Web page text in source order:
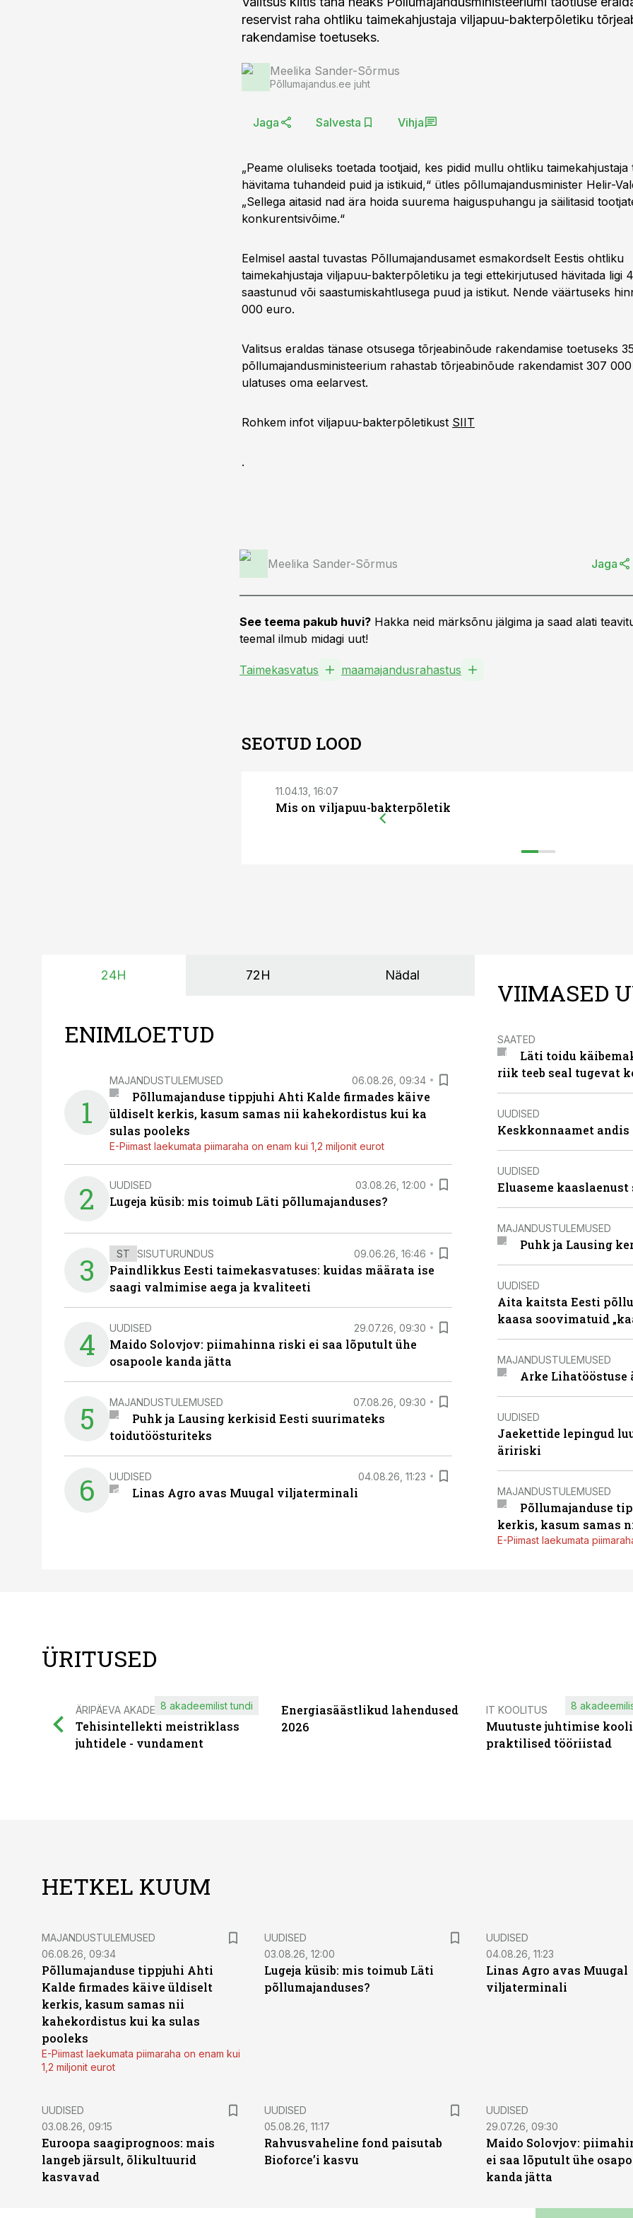
reservist raha ohtliku taimekahjustaja viljapuu-bakterpõletiku
rakendamise toetuseks.
Meelika Sander-Sõrmus
Põllumajandus.ee juht
Jaga Salvesta Vihja
„Peame oluliseks toetada tootjaid, kes pidid mullu ohtliku taimekahjustaja
hävitama tuhandeid puid ja istikuid,“ ütles põllumajandusminister Helir-
„Sellega aitasid nad ära hoida suurema haiguspuhangu ja säilitasid
konkurentsivõime.“
Eelmisel aastal tuvastas Põllumajandusamet esmakordselt Eestis ohtliku
taimekahjustaja viljapuu-bakterpõletiku ja tegi ettekirjutused hävitada ligi
saastunud või saastumiskahtlusega puud ja istikut. Nende väärtuseks
000 euro.
Valitsus eraldas tänase otsusega tõrjeabinõude rakendamise toetuseks
põllumajandusministeerium rahastab tõrjeabinõude rakendamist 307
ulatuses oma eelarvest.
Rohkem infot viljapuu-bakterpõletikust SIIT
.
Meelika Sander-Sõrmus Jaga
See teema pakub huvi? Hakka neid märksõnu jälgima ja saad alati
teemal ilmub midagi uut!
Taimekasvatus maamajandusrahastus
SEOTUD LOOD
11.04.13, 16:07
Mis on viljapuu-bakterpõletik
24H 72H Nädal
ENIMLOETUD
1
MAJANDUSTULEMUSED 06.08.26, 09:34
Põllumajanduse tippjuhi Ahti Kalde firmades käive
üldiselt kerkis, kasum samas nii kahekordistus kui ka
sulas pooleks
E-Piimast laekumata piimaraha on enam kui 1,2 miljonit eurot
2 UUDISED 03.08.26, 12:00
Lugeja küsib: mis toimub Läti põllumajanduses?
3 ST SISUTURUNDUS 09.06.26, 16:46
Paindlikkus Eesti taimekasvatuses: kuidas määrata ise
saagi valmimise aega ja kvaliteeti
4 UUDISED 29.07.26, 09:30
Maido Solovjov: piimahinna riski ei saa lõputult ühe
osapoole kanda jätta
5 MAJANDUSTULEMUSED 07.08.26, 09:30
Puhk ja Lausing kerkisid Eesti suurimateks
toidutöösturiteks
6 UUDISED 04.08.26, 11:23
Linas Agro avas Muugal viljaterminali
VIIMASED
SAATED
Läti toidu
riik teeb seal tugevat
UUDISED
Keskkonnaamet
UUDISED
Eluaseme kaaslaenust
MAJANDUSTULEMUSED
Puhk ja Lausing
UUDISED
Aita kaitsta Eesti
kaasa soovimatuid
MAJANDUSTULEMUSED
Arke Lihatööstuse
UUDISED
Jaekettide lepingud
äririski
MAJANDUSTULEMUSED
Põllumajanduse
kerkis, kasum samas
E-Piimast laekumata
ÜRITUSED
ÄRIPÄEVA AKADEEMIA
Tehisintellekti meistriklass
juhtidele - vundament
8 akadeemilist tundi
Energiasäästlikud lahendused
2026
IT KOOLITUS
Muutuste juhtimise
praktilised tööriistad
8
HETKEL KUUM
MAJANDUSTULEMUSED
06.08.26, 09:34
Põllumajanduse tippjuhi Ahti
Kalde firmades käive üldiselt
kerkis, kasum samas nii
kahekordistus kui ka sulas
pooleks
E-Piimast laekumata piimaraha on enam kui
1,2 miljonit eurot
UUDISED
03.08.26, 12:00
Lugeja küsib: mis toimub Läti
põllumajanduses?
UUDISED
04.08.26, 11:23
Linas Agro avas Muugal
viljaterminali
UUDISED
03.08.26, 09:15
Euroopa saagiprognoos: mais
langeb järsult, õlikultuurid
kasvavad
UUDISED
05.08.26, 11:17
Rahvusvaheline fond paisutab
Bioforce’i kasvu
UUDISED
29.07.26, 09:30
Maido Solovjov:
ei saa lõputult ühe
kanda jätta